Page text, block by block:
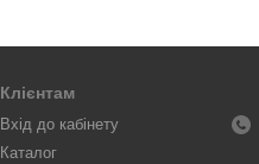
Клієнтам
Вхід до кабінету
Каталог